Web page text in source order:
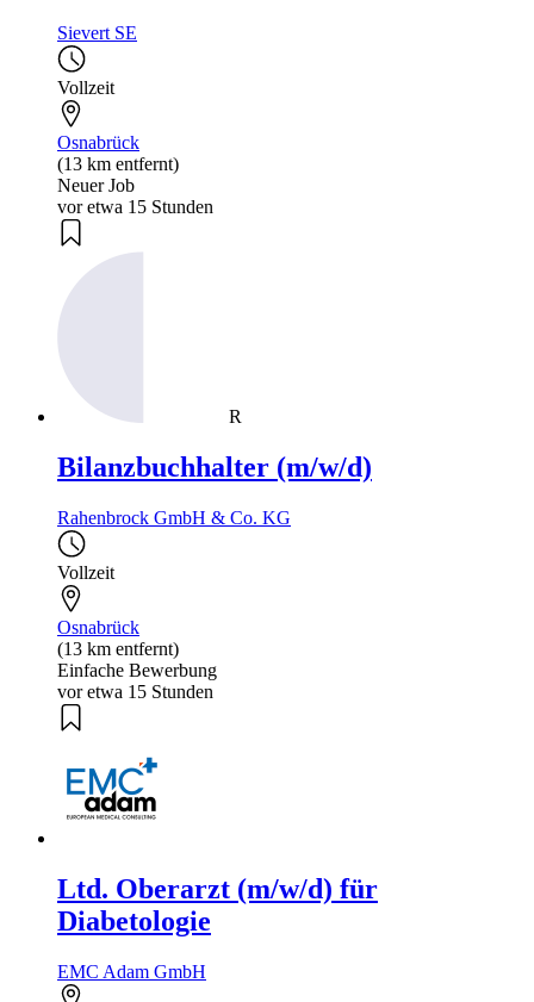
Sievert SE
Vollzeit
Osnabrück
(13 km entfernt)
Neuer Job
vor etwa 15 Stunden
R
Bilanzbuchhalter (m/w/d)
Rahenbrock GmbH & Co. KG
Vollzeit
Osnabrück
(13 km entfernt)
Einfache Bewerbung
vor etwa 15 Stunden
Ltd. Oberarzt (m/w/d) für
Diabetologie
EMC Adam GmbH